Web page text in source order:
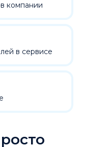
компании
в сервисе